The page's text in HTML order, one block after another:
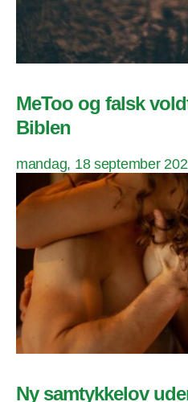
MeToo og falsk
Biblen
mandag, 18 september
Ny samtykkelov